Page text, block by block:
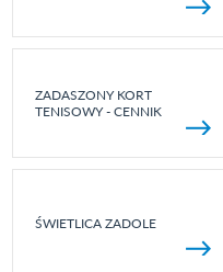
ZADASZONY KORT
TENISOWY - CENNIK
ŚWIETLICA ZADOLE